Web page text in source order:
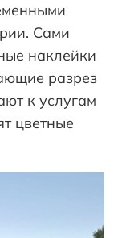
Сами
наклейки
разрез
к услугам
цветные